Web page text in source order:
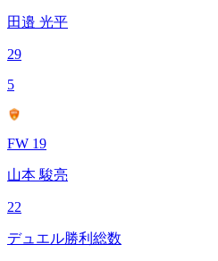
田邉 光平
29
5
FW 19
山本 駿亮
22
デュエル勝利総数